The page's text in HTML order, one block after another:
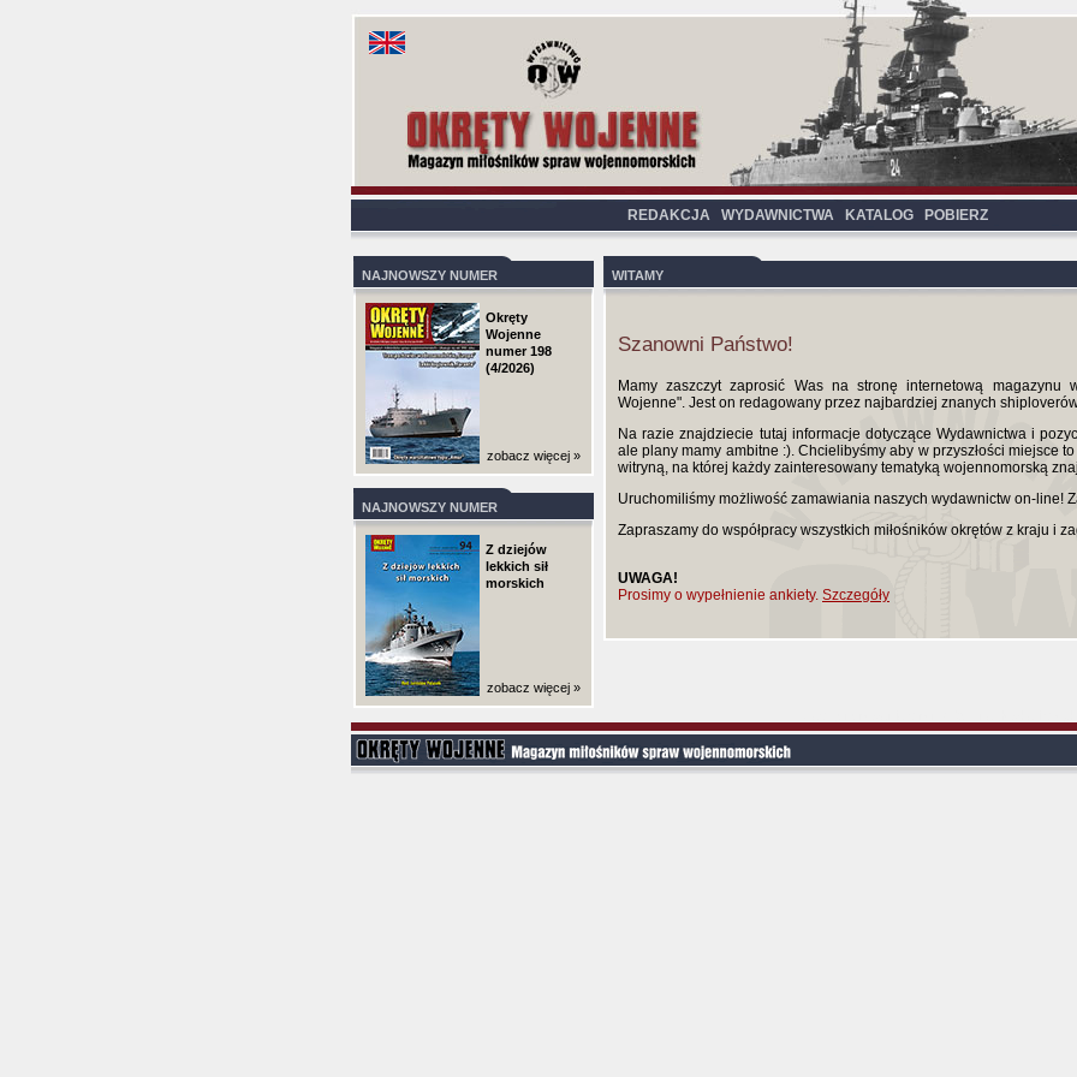
REDAKCJA WYDAWNICTWA KATALOG POBIERZ
NAJNOWSZY NUMER
Okręty
Wojenne
numer 198
(4/2026)
zobacz więcej »
NAJNOWSZY NUMER
Z dziejów
lekkich sił
morskich
zobacz więcej »
WITAMY
Szanowni Państwo!
Mamy zaszczyt zaprosić Was na stronę internetową magazynu
Wojenne". Jest on redagowany przez najbardziej znanych
Na razie znajdziecie tutaj informacje dotyczące Wydawnictwa i
ale plany mamy ambitne :). Chcielibyśmy aby w przyszłości miejsce
witryną, na której każdy zainteresowany tematyką wojennomorską
Uruchomiliśmy możliwość zamawiania naszych wydawnictw on-line!
Zapraszamy do współpracy wszystkich miłośników okrętów z kraju i
UWAGA!
Prosimy o wypełnienie ankiety. Szczegóły